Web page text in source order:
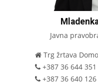
Javna
Trg žrtava
+387 36 644 351
+387 36 640 126